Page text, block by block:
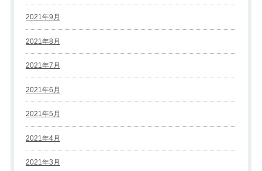
2021年9月
2021年8月
2021年7月
2021年6月
2021年5月
2021年4月
2021年3月